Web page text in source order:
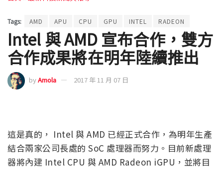
Tags: AMD APU CPU GPU INTEL RADEON
Intel 與 AMD 宣布合作，雙方
合作成果將在明年陸續推出
byAmola 2017 年 11 月 07 日
這是真的， Intel 與 AMD 已經正式合作，為明年生產
結合兩家公司長處的 SoC 處理器而努力。目前新處理
器將內建 Intel CPU 與 AMD Radeon iGPU，並將目